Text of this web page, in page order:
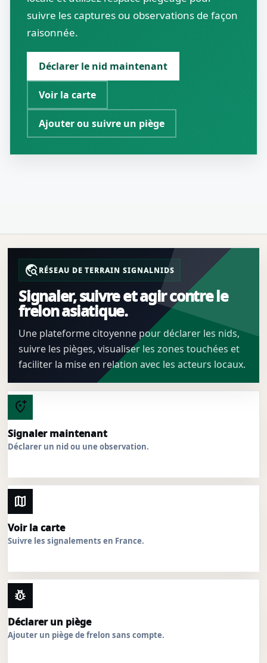
suivre les captures ou observations de façon
raisonnée.
Déclarer le nid maintenant
Voir la carte
Ajouter ou suivre un piège
travel_exploreRÉSEAU DE TERRAIN SIGNALNIDS
Signaler, suivre et agir contre le
frelon asiatique.
Une plateforme citoyenne pour déclarer les nids,
suivre les pièges, visualiser les zones touchées et
faciliter la mise en relation avec les acteurs locaux.
add_location_alt
Signaler maintenant
Déclarer un nid ou une observation.
map
Voir la carte
Suivre les signalements en France.
pest_control
Déclarer un piège
Ajouter un piège de frelon sans compte.